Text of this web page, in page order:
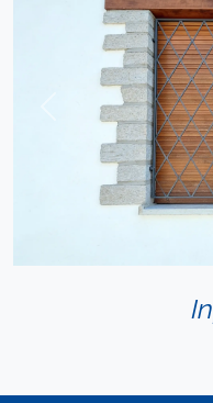
Previous